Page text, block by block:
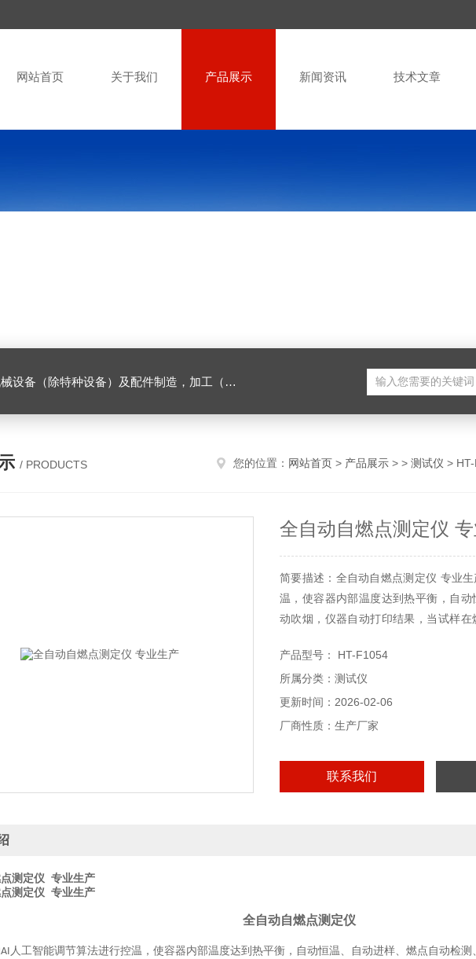
网站首页 关于我们 产品展示 新闻资讯 技术文章
。（企业经营涉及行政许可的，凭许可证件经营）化成套设别及配件，机械设备（除特种设备）及配件制造，加工（以上限分支机构经营），设计，批发，零售，模具，五金制品，工具加工（限分支机构经营），设计，批发，零售。五金交电，金属材料，金属制品，不锈钢制品，建筑材料，钢材，橡塑制品，环保设备，润滑剂，汽车配件，摩托车配件的批发，零售。（企业经营涉及行政许可的，凭许可证件经营）
/ PRODUCTS 您的位置： 网站首页 > 产品展示 > > 测试仪 >
全自动自燃点测定仪
简要描述：全自动自燃点测定仪 专业
温，使容器内部温度达到热平衡，自
动吹烟，仪器自动打印结果，当试样
发生上述现象时的温度，确定为被测试样
产品型号： HT-F1054
所属分类：测试仪
更新时间：2026-02-06
厂商性质：生产厂家
联系我们
测定仪 专业生产
测定仪 专业生产
全自动自燃点测定仪
AI 人工智能调节算法进行控温，使容器内部温度达到热平衡，自动恒温、自动进样、燃点自动检